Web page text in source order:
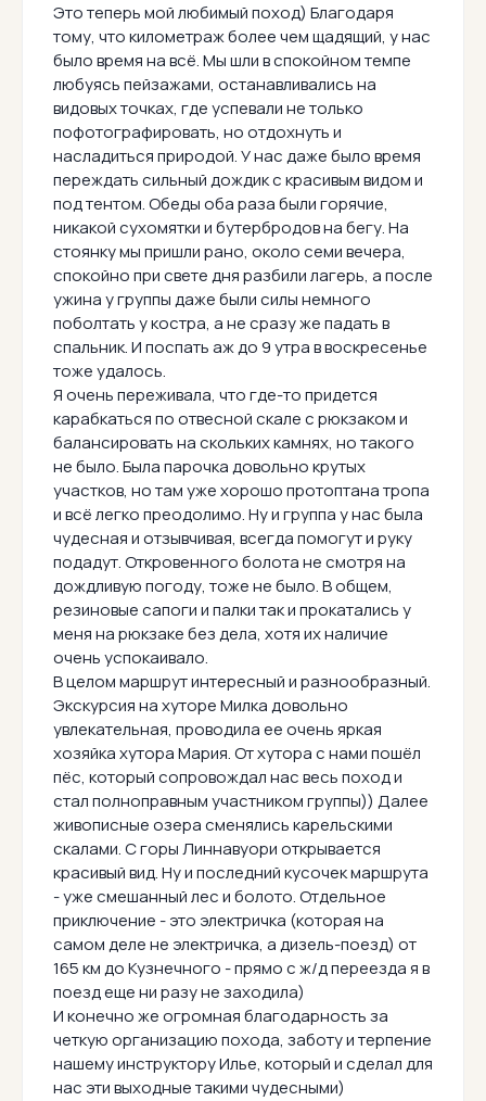
Это теперь мой любимый поход) Благодаря
тому, что километраж более чем щадящий, у нас
было время на всё. Мы шли в спокойном темпе
любуясь пейзажами, останавливались на
видовых точках, где успевали не только
пофотографировать, но отдохнуть и
насладиться природой. У нас даже было время
переждать сильный дождик с красивым видом и
под тентом. Обеды оба раза были горячие,
никакой сухомятки и бутербродов на бегу. На
стоянку мы пришли рано, около семи вечера,
спокойно при свете дня разбили лагерь, а после
ужина у группы даже были силы немного
поболтать у костра, а не сразу же падать в
спальник. И поспать аж до 9 утра в воскресенье
тоже удалось.
Я очень переживала, что где-то придется
карабкаться по отвесной скале с рюкзаком и
балансировать на скольких камнях, но такого
не было. Была парочка довольно крутых
участков, но там уже хорошо протоптана тропа
и всё легко преодолимо. Ну и группа у нас была
чудесная и отзывчивая, всегда помогут и руку
подадут. Откровенного болота не смотря на
дождливую погоду, тоже не было. В общем,
резиновые сапоги и палки так и прокатались у
меня на рюкзаке без дела, хотя их наличие
очень успокаивало.
В целом маршрут интересный и разнообразный.
Экскурсия на хуторе Милка довольно
увлекательная, проводила ее очень яркая
хозяйка хутора Мария. От хутора с нами пошёл
пёс, который сопровождал нас весь поход и
стал полноправным участником группы)) Далее
живописные озера сменялись карельскими
скалами. С горы Линнавуори открывается
красивый вид. Ну и последний кусочек маршрута
- уже смешанный лес и болото. Отдельное
приключение - это электричка (которая на
самом деле не электричка, а дизель-поезд) от
165 км до Кузнечного - прямо с ж/д переезда я в
поезд еще ни разу не заходила)
И конечно же огромная благодарность за
четкую организацию похода, заботу и терпение
нашему инструктору Илье, который и сделал для
нас эти выходные такими чудесными)